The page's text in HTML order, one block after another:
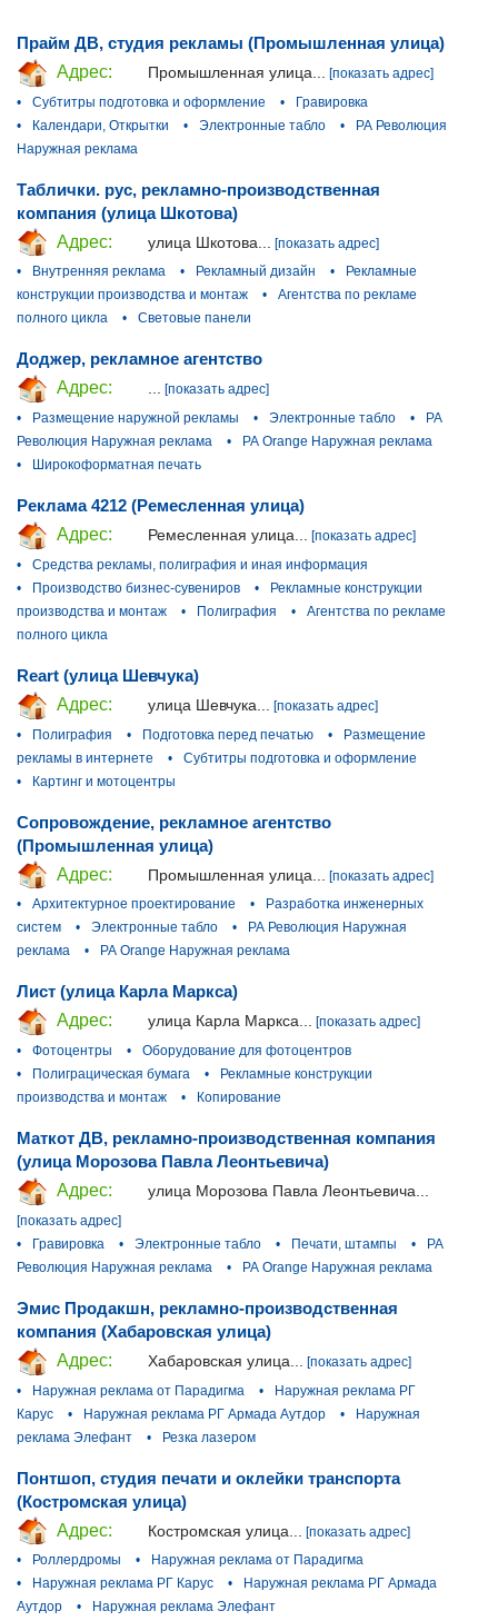
Прайм ДВ, студия рекламы (Промышленная улица)
Адрес:
Промышленная улица...
[показать адрес]
•
Субтитры подготовка и оформление •
Гравировка
•
Календари, Открытки • Электронные табло •
РА Революция
Наружная реклама
Таблички. рус, рекламно-производственная
компания (улица Шкотова)
Адрес:
улица Шкотова...
[показать адрес]
•
Внутренняя реклама • Рекламный дизайн •
Рекламные
конструкции производства и монтаж
•
Агентства по рекламе
полного цикла
• Световые панели
Доджер, рекламное агентство
Адрес:
... [показать адрес]
•
Размещение наружной рекламы • Электронные табло •
РА
Революция Наружная реклама
•
РА Orange Наружная реклама
•
Широкоформатная печать
Реклама 4212 (Ремесленная улица)
Адрес:
Ремесленная улица...
[показать адрес]
•
Средства рекламы, полиграфия и иная информация
•
Производство бизнес-сувениров •
Рекламные конструкции
производства и монтаж
• Полиграфия •
Агентства по рекламе
полного цикла
Reart (улица Шевчука)
Адрес:
улица Шевчука...
[показать адрес]
•
Полиграфия • Подготовка перед печатью •
Размещение
рекламы в интернете
•
Субтитры подготовка и оформление
•
Картинг и мотоцентры
Сопровождение, рекламное агентство
(Промышленная улица)
Адрес:
Промышленная улица...
[показать адрес]
•
Архитектурное проектирование •
Разработка инженерных
систем
• Электронные табло •
РА Революция Наружная
реклама
• РА Orange Наружная реклама
Лист (улица Карла Маркса)
Адрес:
улица Карла Маркса... [показать адрес]
•
Фотоцентры •
Оборудование для фотоцентров
•
Полиграцическая бумага •
Рекламные конструкции
производства и монтаж
• Копирование
Маткот ДВ, рекламно-производственная компания
(улица Морозова Павла Леонтьевича)
Адрес:
улица Морозова Павла Леонтьевича...
[показать адрес]
•
Гравировка • Электронные табло • Печати, штампы •
РА
Революция Наружная реклама
• РА Orange Наружная реклама
Эмис Продакшн, рекламно-производственная
компания (Хабаровская улица)
Адрес:
Хабаровская улица...
[показать адрес]
•
Наружная реклама от Парадигма •
Наружная реклама РГ
Карус
• Наружная реклама РГ Армада Аутдор •
Наружная
реклама Элефант
• Резка лазером
Понтшоп, студия печати и оклейки транспорта
(Костромская улица)
Адрес:
Костромская улица...
[показать адрес]
•
Роллердромы •
Наружная реклама от Парадигма
•
Наружная реклама РГ Карус •
Наружная реклама РГ Армада
Аутдор
• Наружная реклама Элефант